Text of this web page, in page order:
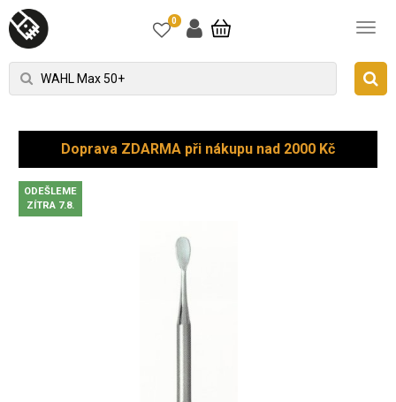
0
Doprava ZDARMA při nákupu nad 2000 Kč
ODEŠLEME
ZÍTRA 7.8.